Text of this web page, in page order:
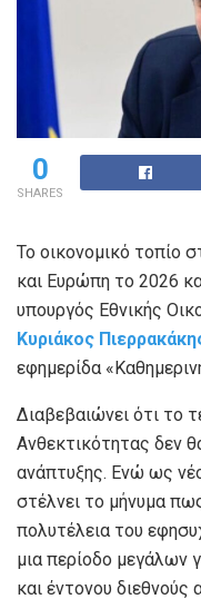
0
SHARES
Το οικονομικό τοπίο
και Ευρώπη το 2026
υπουργός Εθνικής
Κυριάκος
εφημερίδα
Διαβεβαιώνει ότι το
Ανθεκτικότητας δεν
ανάπτυξης. Ενώ ως
στέλνει το μήνυμα
πολυτέλεια του
μια περίοδο μεγάλων
και έντονου διεθνούς